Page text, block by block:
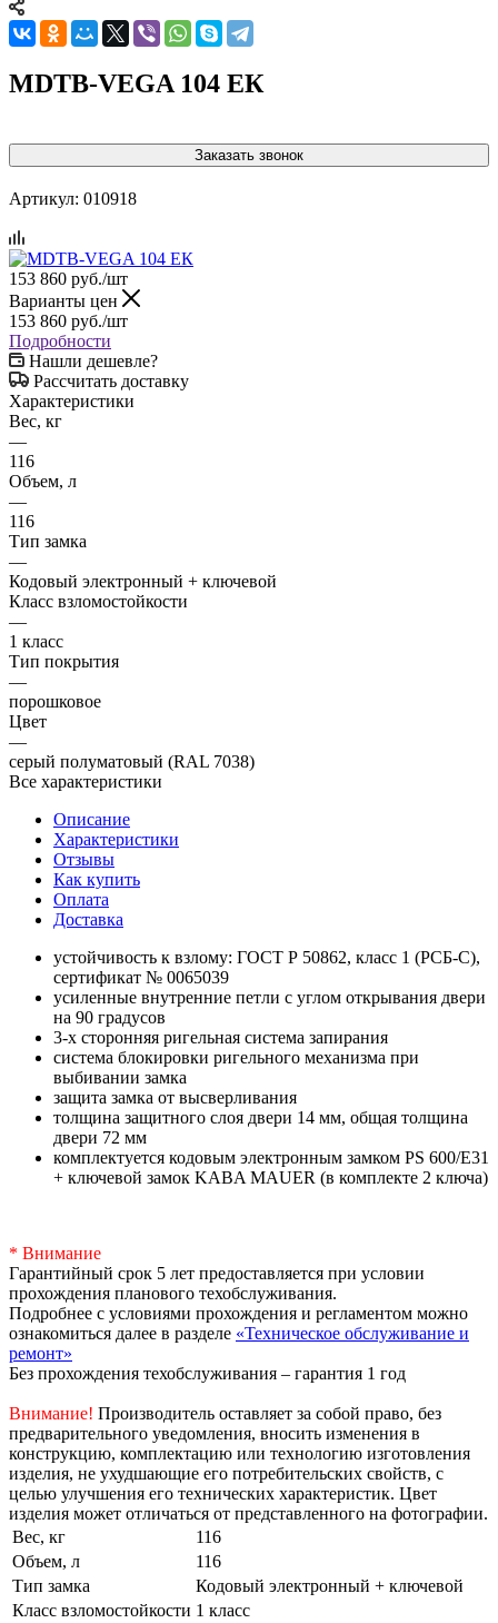
МDТВ-VEGA 104 ЕК
Заказать звонок
Артикул: 010918
153 860 руб./шт
Варианты цен
153 860 руб./шт
Подробности
Нашли дешевле?
Рассчитать доставку
Характеристики
Вес, кг
—
116
Объем, л
—
116
Тип замка
—
Кодовый электронный + ключевой
Класс взломостойкости
—
1 класс
Тип покрытия
—
порошковое
Цвет
—
серый полуматовый (RAL 7038)
Все характеристики
Описание
Характеристики
Отзывы
Как купить
Оплата
Доставка
устойчивость к взлому: ГОСТ Р 50862, класс 1 (РСБ-С),
сертификат № 0065039
усиленные внутренние петли с углом открывания двери
на 90 градусов
3-х сторонняя ригельная система запирания
система блокировки ригельного механизма при
выбивании замка
защита замка от высверливания
толщина защитного слоя двери 14 мм, общая толщина
двери 72 мм
комплектуется кодовым электронным замком PS 600/Е31
+ ключевой замок KABA MAUER (в комплекте 2 ключа)
* Внимание
Гарантийный срок 5 лет предоставляется при условии
прохождения планового техобслуживания.
Подробнее с условиями прохождения и регламентом можно
ознакомиться далее в разделе «Техническое обслуживание и
ремонт»
Без прохождения техобслуживания – гарантия 1 год
Внимание! Производитель оставляет за собой право, без
предварительного уведомления, вносить изменения в
конструкцию, комплектацию или технологию изготовления
изделия, не ухудшающие его потребительских свойств, с
целью улучшения его технических характеристик. Цвет
изделия может отличаться от представленного на фотографии.
Вес, кг
116
Объем, л
116
Тип замка
Кодовый электронный + ключевой
Класс взломостойкости 1 класс